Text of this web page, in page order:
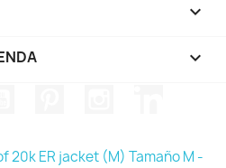

keyboard_arrow_down
20k ER jacket (M) Tamaño M -